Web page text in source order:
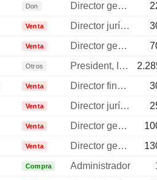
Don Director general
Venta Director jurídico
Venta Director general
Otros President, ISG
Venta Director financiero
Venta Director jurídico
Venta Director general
Venta Director general
Compra Administrador